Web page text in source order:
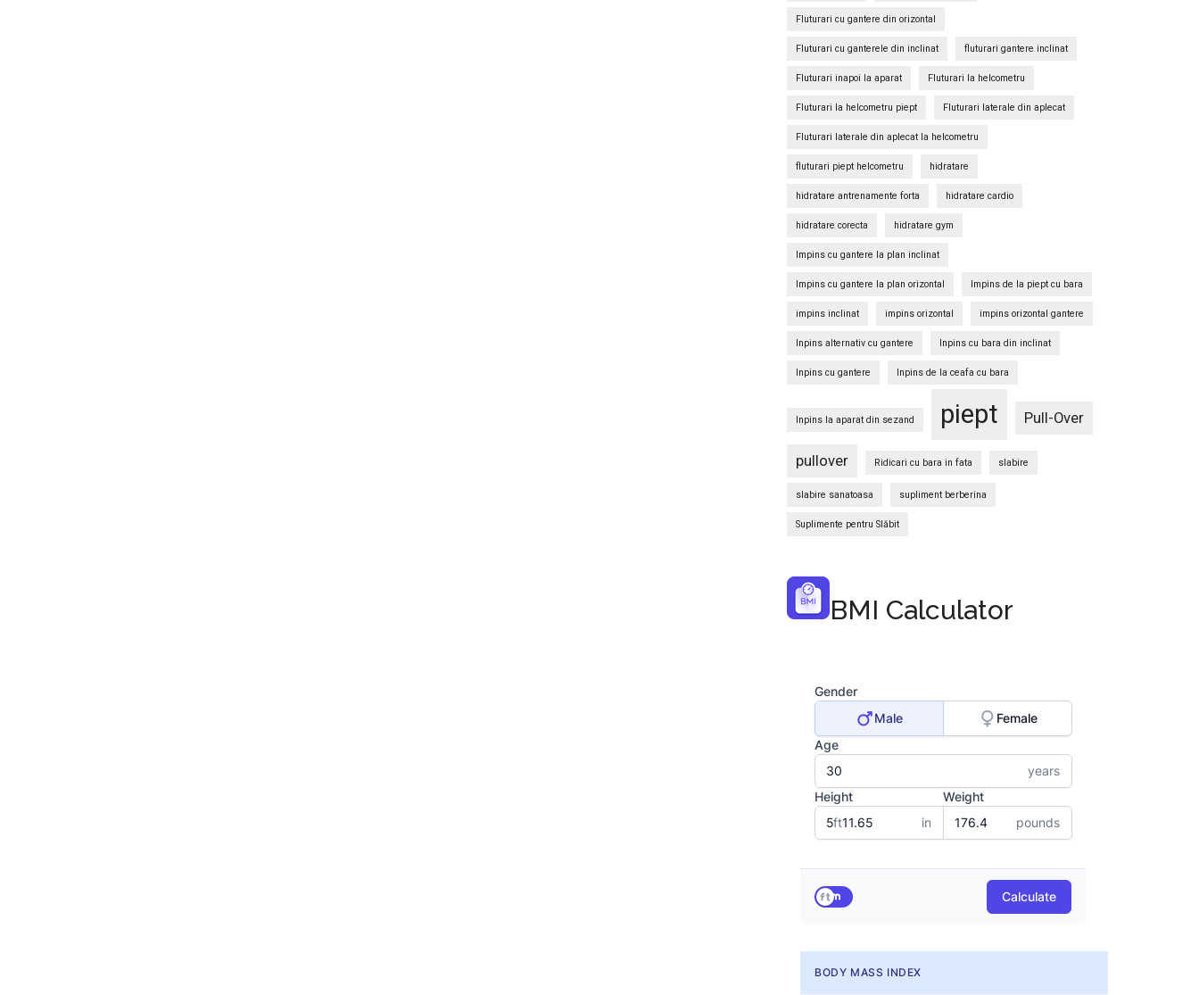
Fluturari cu gantere din orizontal
Fluturari cu ganterele din inclinat fluturari gantere inclinat
Fluturari inapoi la aparat Fluturari la helcometru
Fluturari la helcometru piept Fluturari laterale din aplecat
Fluturari laterale din aplecat la helcometru
fluturari piept helcometru hidratare
hidratare antrenamente forta hidratare cardio
hidratare corecta hidratare gym
Impins cu gantere la plan inclinat
Impins cu gantere la plan orizontal Impins de la piept cu bara
impins inclinat impins orizontal impins orizontal gantere
Inpins alternativ cu gantere Inpins cu bara din inclinat
Inpins cu gantere Inpins de la ceafa cu bara
Inpins la aparat din sezand piept Pull-Over
pullover Ridicari cu bara in fata slabire
slabire sanatoasa supliment berberina
Suplimente pentru Slăbit
BMI Calculator